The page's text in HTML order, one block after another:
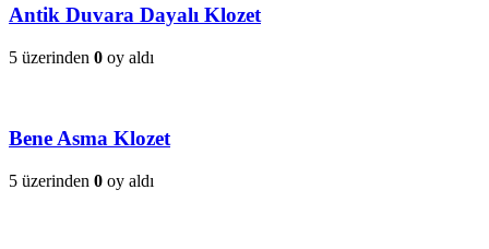
Antik Duvara Dayalı Klozet
5 üzerinden 0 oy aldı
Bene Asma Klozet
5 üzerinden 0 oy aldı